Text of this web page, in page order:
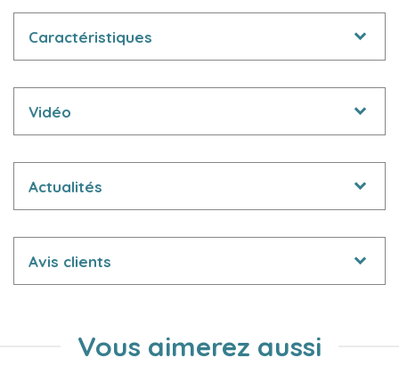
Caractéristiques
Vidéo
Actualités
Avis clients
Vous aimerez aussi